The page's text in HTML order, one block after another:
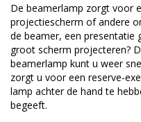
De beamerlamp zorgt voor
projectiescherm of andere
de beamer, een presentatie
groot scherm projecteren?
beamerlamp kunt u weer
zorgt u voor een reserve-
lamp achter de hand te
begeeft.